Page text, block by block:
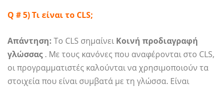
Q # 5) Τι είναι το CLS;
Απάντηση: Το CLS σημαίνει Κοινή προδιαγραφή
γλώσσας . Με τους κανόνες που αναφέρονται στο CLS,
οι προγραμματιστές καλούνται να χρησιμοποιούν τα
στοιχεία που είναι συμβατά με τη γλώσσα. Είναι